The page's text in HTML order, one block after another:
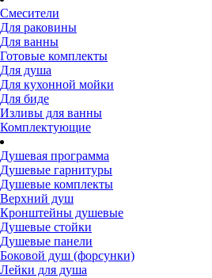
Смесители
Для раковины
Для ванны
Готовые комплекты
Для душа
Для кухонной мойки
Для биде
Изливы для ванны
Комплектующие
Душевая программа
Душевые гарнитуры
Душевые комплекты
Верхний душ
Кронштейны душевые
Душевые стойки
Душевые панели
Боковой душ (форсунки)
Лейки для душа